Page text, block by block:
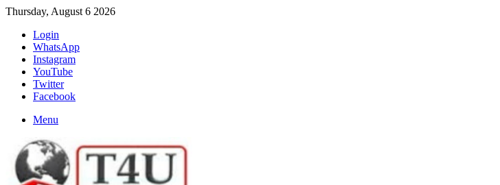
Thursday, August 6 2026
Login
WhatsApp
Instagram
YouTube
Twitter
Facebook
Menu